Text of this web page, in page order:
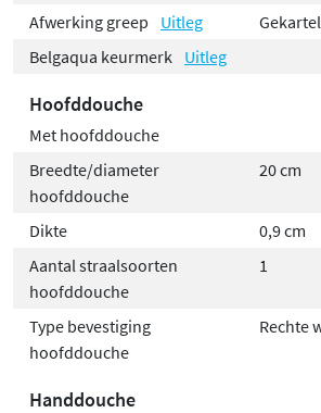
Afwerking greep Uitleg
Belgaqua keurmerk
Uitleg
Hoofddouche
Met hoofddouche
Breedte/diameter
hoofddouche
20 cm
Dikte
0,9 cm
Aantal straalsoorten
hoofddouche
1
Type bevestiging
hoofddouche
Rechte
Handdouche